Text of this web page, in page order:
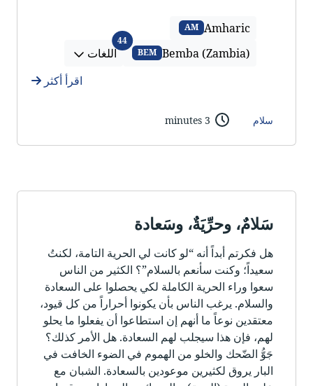
Amharic
AM
Bemba (Zambia)
BEM اللغات
44اللغات
اقرأ أكثر
سلام 3 minutes
سَلامٌ، وحرِّيَةٌ، وسَعادة
هل فكرتم أبداً أنه “لو كانت لي الحرية التامة، لكنتُ
سعيداً؛ وكنت سأنعم بالسلام”؟ الكثير من الناس
سعوا وراء الحرية الكاملة لكي يحصلوا على السعادة
والسلام. يرغب الناس بأن يكونوا أحراراً من كل قيود،
معتقدين نوعاً ما أنهم إن استطاعوا أن يفعلوا ما يحلو
لهم، فإن هذا سيجلب لهم السعادة. هل الأمر كذلك؟
جَوُّ الضّحك والخلو من الهموم في الضوء الخافت في
البار يروق لكثيرين موعودين بالسعادة. الشبان مع